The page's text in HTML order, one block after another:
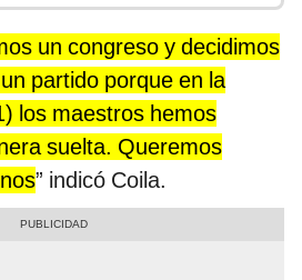
un congreso y decidimos
partido porque en la
los maestros hemos
suelta. Queremos
” indicó Coila.